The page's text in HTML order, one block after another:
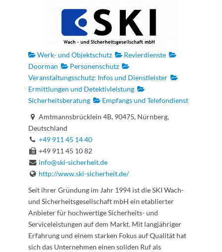
Werk- und Objektschutz
Revierdienste
Doorman
Personenschutz
Veranstaltungsschutz: Infos und Dienstleister
Ermittlungen und Detektivleistung
Sicherheitsberatung
Empfangs und Telefondienst
Amtmannsbrücklein 4B, 90475, Nürnberg,
Deutschland
+49 911 45 14 40
+49 911 45 10 82
info@ski-sicherheit.de
http://www.ski-sicherheit.de/
Seit ihrer Gründung im Jahr 1994 ist die SKI Wach-
und Sicherheitsgesellschaft mbH ein etablierter
Anbieter für hochwertige Sicherheits- und
Serviceleistungen auf dem Markt. Mit langjähriger
Erfahrung und einem starken Fokus auf Qualität hat
sich das Unternehmen einen soliden Ruf als